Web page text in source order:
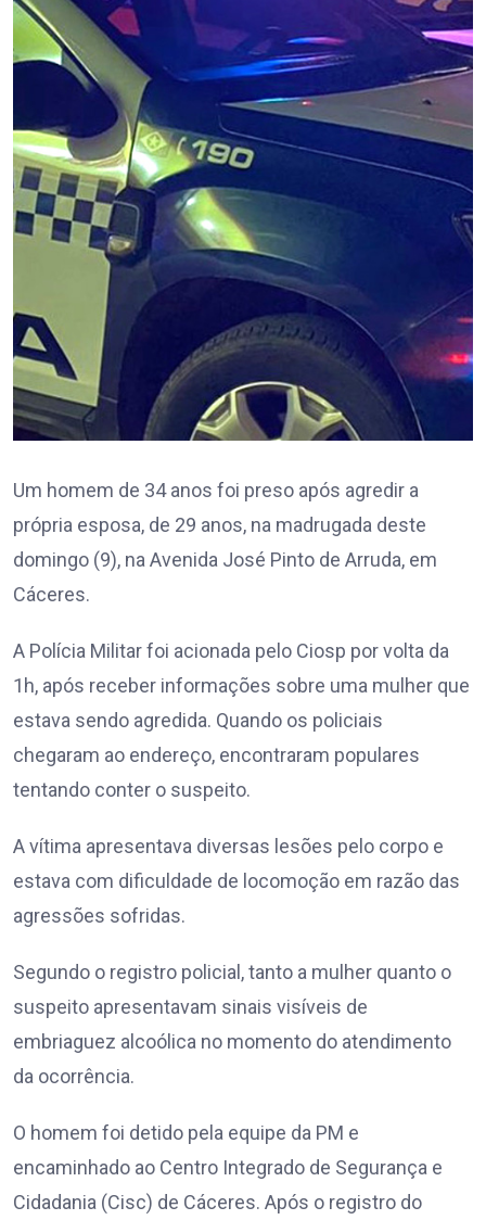
Um homem de 34 anos foi preso após agredir a
própria esposa, de 29 anos, na madrugada deste
domingo (9), na Avenida José Pinto de Arruda, em
Cáceres.
A Polícia Militar foi acionada pelo Ciosp por volta da
1h, após receber informações sobre uma mulher que
estava sendo agredida. Quando os policiais
chegaram ao endereço, encontraram populares
tentando conter o suspeito.
A vítima apresentava diversas lesões pelo corpo e
estava com dificuldade de locomoção em razão das
agressões sofridas.
Segundo o registro policial, tanto a mulher quanto o
suspeito apresentavam sinais visíveis de
embriaguez alcoólica no momento do atendimento
da ocorrência.
O homem foi detido pela equipe da PM e
encaminhado ao Centro Integrado de Segurança e
Cidadania (Cisc) de Cáceres. Após o registro do